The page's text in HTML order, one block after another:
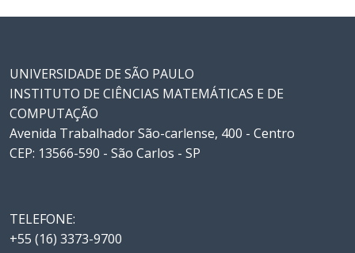
UNIVERSIDADE DE SÃO PAULO
INSTITUTO DE CIÊNCIAS MATEMÁTICAS E DE
COMPUTAÇÃO
Avenida Trabalhador São-carlense, 400 - Centro
CEP: 13566-590 - São Carlos - SP
TELEFONE:
+55 (16) 3373-9700